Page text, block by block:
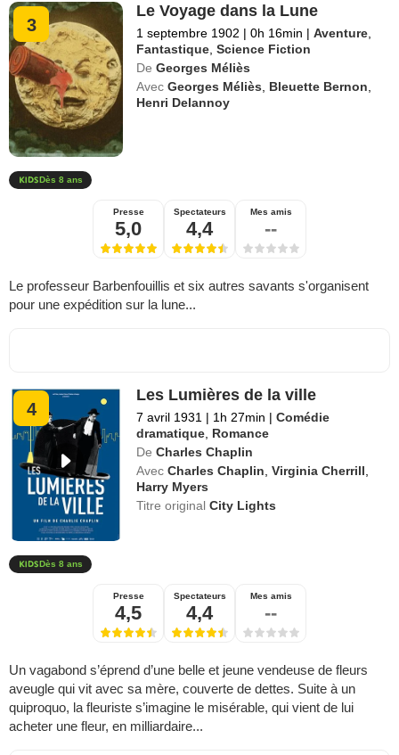
3
Le Voyage dans la Lune
1 septembre 1902 | 0h 16min | Aventure
Fantastique ,Science Fiction
De Georges Méliès
Avec Georges Méliès Bleuette Bernon
Henri Delannoy
Dès 8 ans
Presse
5,0
Spectateurs
4,4
Mes amis
--
Le professeur Barbenfouillis et six autres savants s'organisent
pour une expédition sur la lune...
4
Les Lumières de la ville
7 avril 1931 | 1h 27min | Comédie
dramatique Romance
De Charles Chaplin
Avec Charles Chaplin ,Virginia Cherrill
Harry Myers
Titre originalCity Lights
Dès 8 ans
Presse
4,5
Spectateurs
4,4
Mes amis
--
Un vagabond s’éprend d’une belle et jeune vendeuse de fleurs
aveugle qui vit avec sa mère, couverte de dettes. Suite à un
quiproquo, la fleuriste s’imagine le misérable, qui vient de lui
acheter une fleur, en milliardaire...